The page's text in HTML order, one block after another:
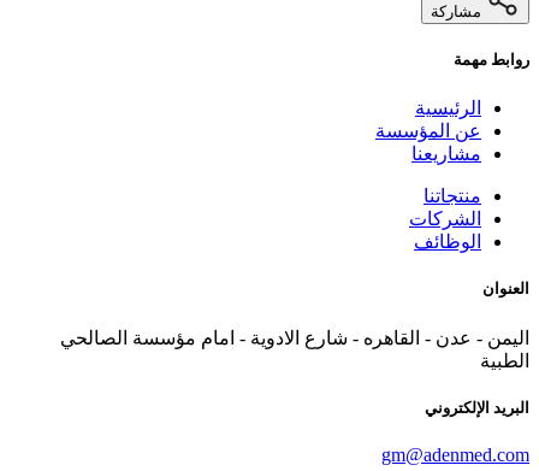
روابط مهمة
الرئيسية
عن المؤسسة
مشاريعنا
منتجاتنا
الشركات
الوظائف
العنوان
اليمن - عدن - القاهره - شارع الادوية - امام مؤسسة الصالحي
الطبية
البريد الإلكتروني
gm@adenmed.com